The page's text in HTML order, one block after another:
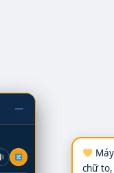
chữ
—